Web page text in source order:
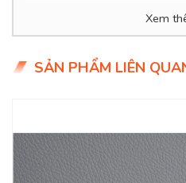
- Giá siêu hợp lý chỉ 1xx/mét
Xem
SẢN PHẨM LIÊN